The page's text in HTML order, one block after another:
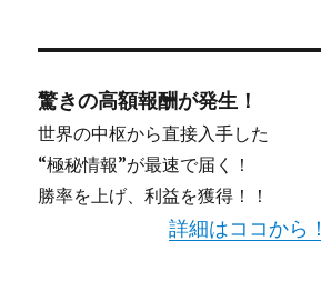
驚きの高額報酬が発生！
世界の中枢から直接入手した
“極秘情報”が最速で届く！
勝率を上げ、利益を獲得！！
詳細はココから！